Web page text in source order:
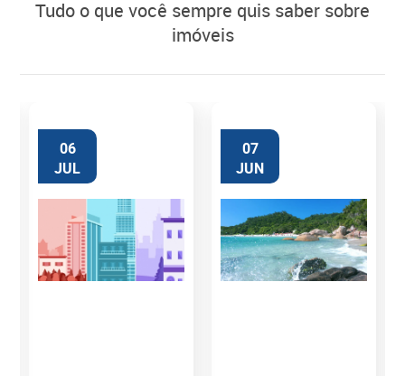
tudo o que você sempre quis saber sobre
imóveis
06
JUL
07
JUN